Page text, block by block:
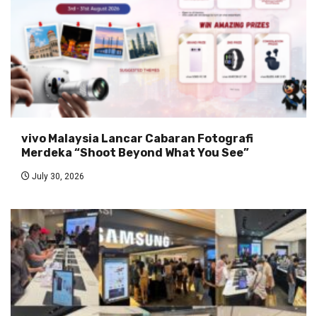
vivo Malaysia Lancar Cabaran Fotografi
Merdeka “Shoot Beyond What You See”
July 30, 2026